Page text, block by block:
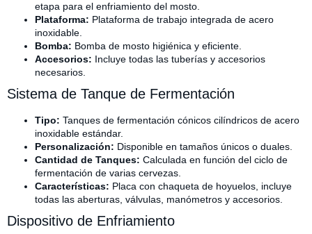
etapa para el enfriamiento del mosto.
Plataforma: Plataforma de trabajo integrada de acero
inoxidable.
Bomba: Bomba de mosto higiénica y eficiente.
Accesorios: Incluye todas las tuberías y accesorios
necesarios.
Sistema de Tanque de Fermentación
Tipo: Tanques de fermentación cónicos cilíndricos de acero
inoxidable estándar.
Personalización: Disponible en tamaños únicos o duales.
Cantidad de Tanques: Calculada en función del ciclo de
fermentación de varias cervezas.
Características: Placa con chaqueta de hoyuelos, incluye
todas las aberturas, válvulas, manómetros y accesorios.
Dispositivo de Enfriamiento